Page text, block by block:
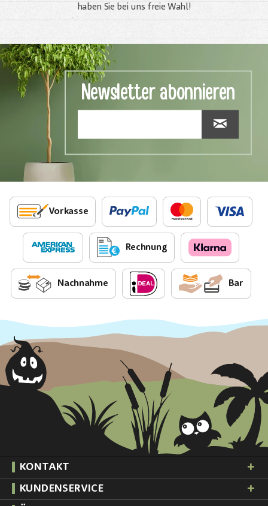
haben Sie bei uns freie Wahl!
Newsletter abonnieren
Vorkasse
Rechnung
Nachnahme Bar
KONTAKT
KUNDENSERVICE